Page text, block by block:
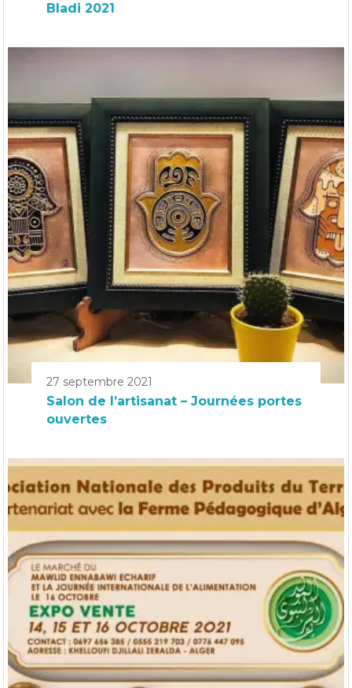
Bladi 2021
27 septembre 2021
Salon de l’artisanat – Journées portes
ouvertes